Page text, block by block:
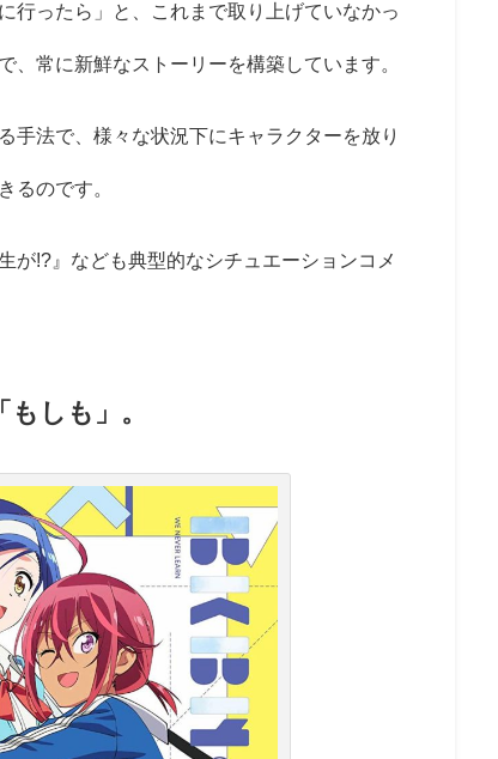
行ったら」と、これまで取り上げていなかっ
、常に新鮮なストーリーを構築しています。
手法で、様々な状況下にキャラクターを放り
るのです。
!?』なども典型的なシチュエーションコメ
しも」。